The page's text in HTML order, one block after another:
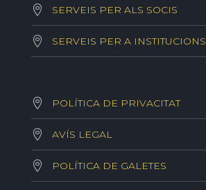
SERVEIS PER ALS SOCIS
SERVEIS PER A INSTITUCIONS
POLÍTICA DE PRIVACITAT
AVÍS LEGAL
POLÍTICA DE GALETES